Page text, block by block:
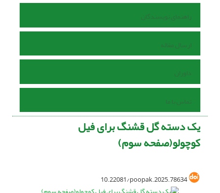
راهنمای نویسندگان
ارسال مقاله
داوران
تماس با ما
یک دسته گل قشنگ برای فیل
کوچولو(صفحه سوم)
10.22081/poopak.2025.78634